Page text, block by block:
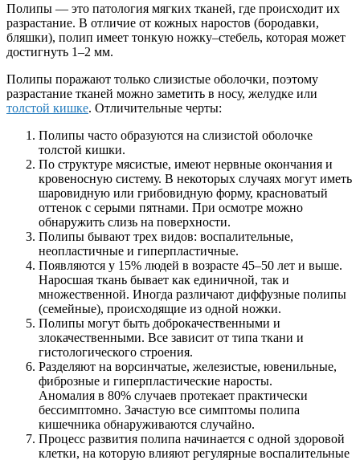
Полипы — это патология мягких тканей, где происходит их
разрастание. В отличие от кожных наростов (бородавки,
бляшки), полип имеет тонкую ножку–стебель, которая может
достигнуть 1–2 мм.
Полипы поражают только слизистые оболочки, поэтому
разрастание тканей можно заметить в носу, желудке или
толстой кишке. Отличительные черты:
Полипы часто образуются на слизистой оболочке
толстой кишки.
По структуре мясистые, имеют нервные окончания и
кровеносную систему. В некоторых случаях могут иметь
шаровидную или грибовидную форму, красноватый
оттенок с серыми пятнами. При осмотре можно
обнаружить слизь на поверхности.
Полипы бывают трех видов: воспалительные,
неопластичные и гиперпластичные.
Появляются у 15% людей в возрасте 45–50 лет и выше.
Наросшая ткань бывает как единичной, так и
множественной. Иногда различают диффузные полипы
(семейные), происходящие из одной ножки.
Полипы могут быть доброкачественными и
злокачественными. Все зависит от типа ткани и
гистологического строения.
Разделяют на ворсинчатые, железистые, ювенильные,
фиброзные и гиперпластические наросты.
Аномалия в 80% случаев протекает практически
бессимптомно. Зачастую все симптомы полипа
кишечника обнаруживаются случайно.
Процесс развития полипа начинается с одной здоровой
клетки, на которую влияют регулярные воспалительные